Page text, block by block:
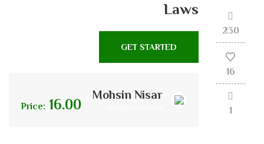
230
16
1
Laws
GET STARTED
Mohsin Nisar
Price: 16.00